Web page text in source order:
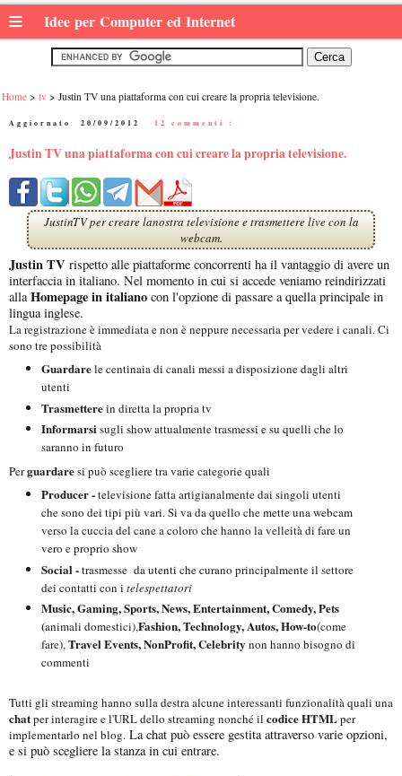
≡ Idee per Computer ed Internet
Home tv Justin TV una piattaforma con cui creare la propria televisione.
Aggiornato: 20/09/2012 12 commenti :
Justin TV una piattaforma con cui creare la propria televisione.
JustinTV per creare lanostra televisione e trasmettere live con la
webcam.
Justin TV rispetto alle piattaforme concorrenti ha il vantaggio di avere un
interfaccia in italiano. Nel momento in cui si accede veniamo reindirizzati
allaHomepage in italiano con l'opzione di passare a quella principale in
lingua inglese.
La registrazione è immediata e non è neppure necessaria per vedere i canali. Ci
sono tre possibilità
Guardarele centinaia di canali messi a disposizione dagli altri
utenti
Trasmetterein diretta la propria tv
Informarsisugli show attualmente trasmessi e su quelli che lo
saranno in futuro
Perguardaresi può scegliere tra varie categorie quali
Producer -televisione fatta artigianalmente dai singoli utenti
che sono dei tipi più vari. Si va da quello che mette una webcam
verso la cuccia del cane a coloro che hanno la velleità di fare un
vero e proprio show
Social -trasmesse da utenti che curano principalmente il settore
dei contatti con itelespettatori
Music, Gaming, Sports, News, Entertainment, Comedy, Pets
(animali domestici),Fashion, Technology, Autos, How-to(come
fare),Travel Events, NonProfit, Celebritynon hanno bisogno di
commenti
Tutti gli streaming hanno sulla destra alcune interessanti funzionalità quali una
chatper interagire e l'URL dello streaming nonché il codice HTMLper
implementarlo nel blog. La chat può essere gestita attraverso varie opzioni,
e si può scegliere la stanza in cui entrare.